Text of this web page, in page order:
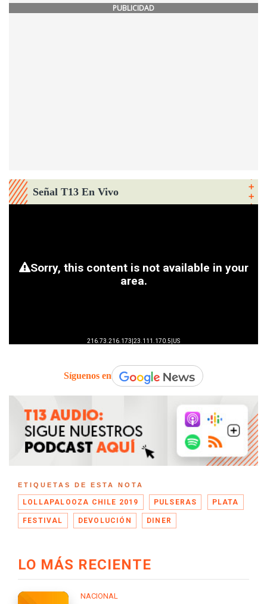
PUBLICIDAD
Señal T13 En Vivo
Síguenos en
ETIQUETAS DE ESTA NOTA
LOLLAPALOOZA CHILE 2019 PULSERAS PLATA
FESTIVAL DEVOLUCIÓN DINER
LO MÁS RECIENTE
NACIONAL